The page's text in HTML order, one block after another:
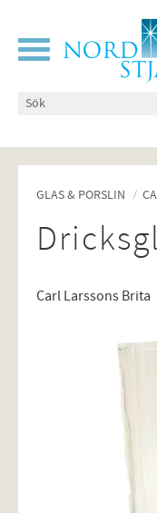
Meny
GLAS & PORSLIN
Carl Larssons Brita